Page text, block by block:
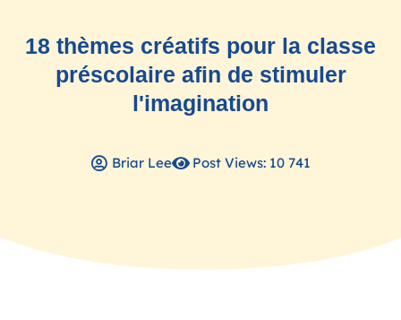
18 thèmes créatifs pour la classe
préscolaire afin de stimuler
l'imagination
Briar Lee Post Views: 10 741